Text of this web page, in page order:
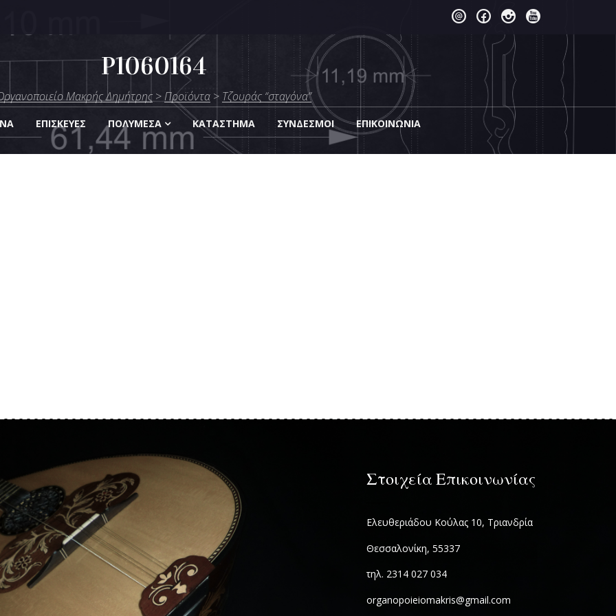
ΕΠΙΣΚΕΎΕΣ ΠΟΛΥΜΈΣΑ KΑΤΆΣΤΗΜΑ ΣΎΝΔΕΣΜΟΙ EΠΙΚΟΙΝΩΝΊΑ
P1060164
Μακρής Δημήτρης >Προϊόντα > Τζουράς “σταγόνα”
Στοιχεία Επικοινωνίας
Ελευθεριάδου Κούλας 10, Τριανδρία
Θεσσαλονίκη, 55337
τηλ. 2314 027 034
organopoieiomakris@gmail.com